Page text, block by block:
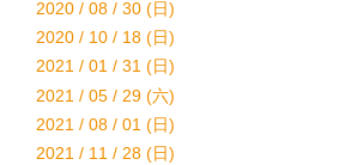
2020 / 08 / 30 (日)
2020 / 10 / 18 (日)
2021 / 01 / 31 (日)
2021 / 05 / 29 (六)
2021 / 08 / 01 (日)
2021 / 11 / 28 (日)